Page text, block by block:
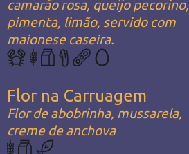
camarão rosa, queijo pecorino,
pimenta, limão, servido com
maionese caseira.
Flor na Carruagem
Flor de abobrinha, mussarela,
creme de anchova